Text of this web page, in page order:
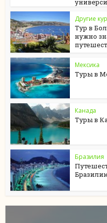
Другие
Тур в
нужно
Мексика
Туры в
Канада
Туры в
Бразилия